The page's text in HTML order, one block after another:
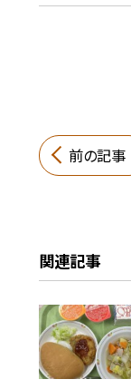
前の記事
関連記事